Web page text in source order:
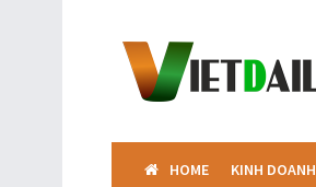
HOME KINH DOANH